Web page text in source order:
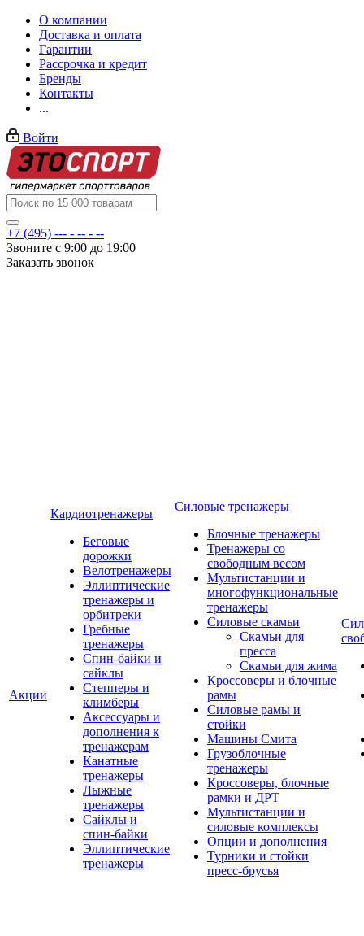
О компании
Доставка и оплата
Гарантии
Рассрочка и кредит
Бренды
Контакты
...
Войти
+7 (495) --- - -- - --
Звоните с 9:00 до 19:00
Заказать звонок
Акции
Кардиотренажеры
Беговые
дорожки
Велотренажеры
Эллиптические
тренажеры и
орбитреки
Гребные
тренажеры
Спин-байки и
сайклы
Степперы и
климберы
Аксессуары и
дополнения к
тренажерам
Канатные
тренажеры
Лыжные
тренажеры
Сайклы и
спин-байки
Эллиптические
тренажеры
Силовые тренажеры
Блочные тренажеры
Тренажеры со
свободным весом
Мультистанции и
многофункциональные
тренажеры
Силовые скамьи
Скамьи для
пресса
Скамьи для жима
Кроссоверы и блочные
рамы
Силовые рамы и
стойки
Машины Смита
Грузоблочные
тренажеры
Кроссоверы, блочные
рамки и ДРТ
Мультистанции и
силовые комплексы
Опции и дополнения
Турники и стойки
пресс-брусья